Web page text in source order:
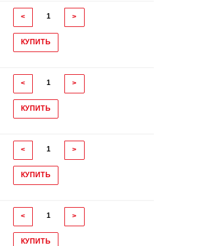
< >
КУПИТЬ
< >
КУПИТЬ
< >
КУПИТЬ
< >
КУПИТЬ